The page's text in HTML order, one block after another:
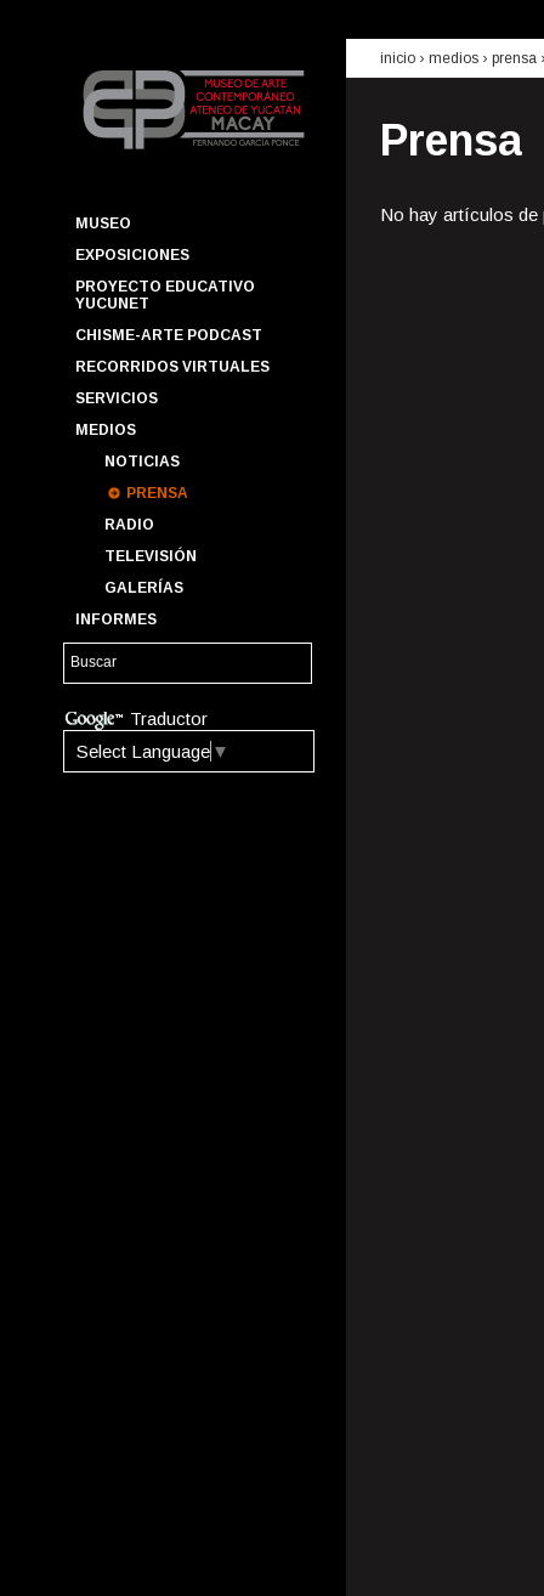
MUSEO
EXPOSICIONES
PROYECTO EDUCATIVO
YUCUNET
CHISME-ARTE PODCAST
RECORRIDOS VIRTUALES
SERVICIOS
MEDIOS
NOTICIAS
PRENSA
RADIO
TELEVISIÓN
GALERÍAS
INFORMES
Traductor
Select Language ▼
inicio › medios › prensa
Prensa
No hay artículos de